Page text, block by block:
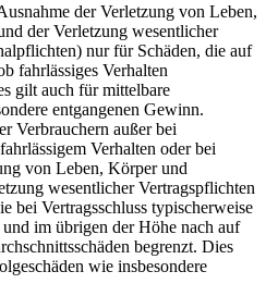
der Verletzung von Leben,
der Verletzung wesentlicher
nur für Schäden, die auf
fahrlässiges Verhalten
gilt auch für mittelbare
entgangenen Gewinn.
Verbrauchern außer bei
Verhalten oder bei
von Leben, Körper und
wesentlicher Vertragspflichten
bei Vertragsschluss typischerweise
und im übrigen der Höhe nach auf
begrenzt. Dies
wie insbesondere